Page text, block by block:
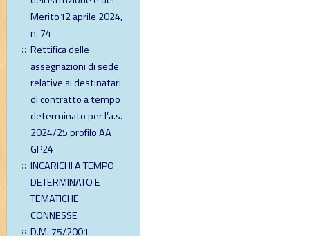
Merito12 aprile 2024,
n. 74
Rettifica delle
assegnazioni di sede
relative ai destinatari
di contratto a tempo
determinato per l’a.s.
2024/25 profilo AA
GP24
INCARICHI A TEMPO
DETERMINATO E
TEMATICHE
CONNESSE
D.M. 75/2001 –